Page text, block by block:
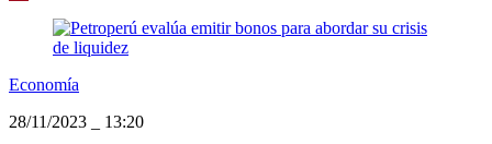
Economía
28/11/2023
13:20